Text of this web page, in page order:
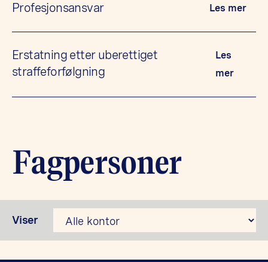
Profesjonsansvar Les mer
Erstatning etter uberettiget
straffeforfølgning
Les
mer
Fagpersoner
Viser